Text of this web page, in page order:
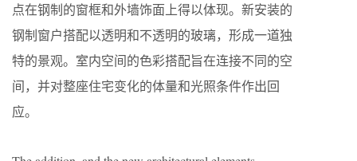
点在钢制的窗框和外墙饰面上得以体现。新安装的
钢制窗户搭配以透明和不透明的玻璃，形成一道独
特的景观。室内空间的色彩搭配旨在连接不同的空
间，并对整座住宅变化的体量和光照条件作出回
应。